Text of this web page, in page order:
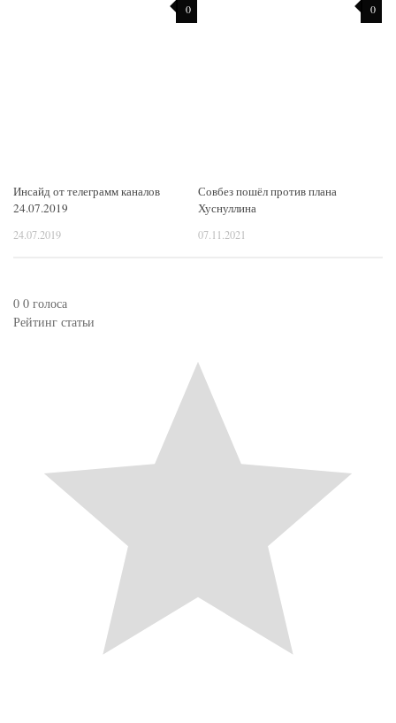
0
Инсайд от телеграмм каналов
24.07.2019
24.07.2019
0
Совбез пошёл против плана
Хуснуллина
07.11.2021
0 0 голоса
Рейтинг статьи